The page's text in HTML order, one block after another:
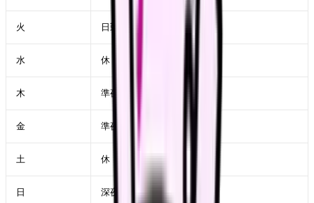
火 日勤
水 休
木 準夜
金 準夜明け・休
土 休
日 深夜